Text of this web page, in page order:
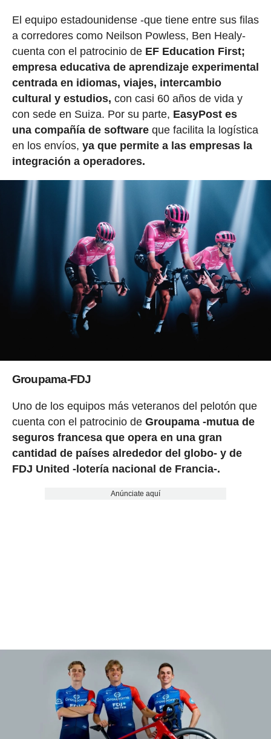
El equipo estadounidense -que tiene entre sus filas
a corredores como Neilson Powless, Ben Healy-
cuenta con el patrocinio de EF Education First;
empresa educativa de aprendizaje experimental
centrada en idiomas, viajes, intercambio
cultural y estudios, con casi 60 años de vida y
con sede en Suiza. Por su parte, EasyPost es
una compañía de softwareque facilita la logística
en los envíos, ya que permite a las empresas la
integración a operadores.
Groupama-FDJ
Uno de los equipos más veteranos del pelotón que
cuenta con el patrocinio de Groupama -mutua de
seguros francesa que opera en una gran
cantidad de países alrededor del globo- y de
FDJ United -lotería nacional de Francia-.
Anúnciate aquí